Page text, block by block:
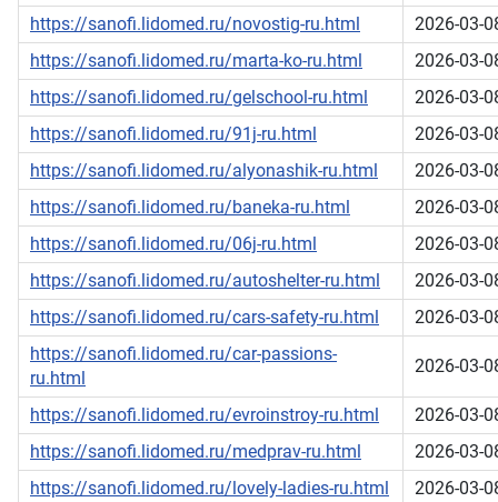
https://sanofi.lidomed.ru/novostig-ru.html
2026-03-
https://sanofi.lidomed.ru/marta-ko-ru.html
2026-03-
https://sanofi.lidomed.ru/gelschool-ru.html
2026-03-
https://sanofi.lidomed.ru/91j-ru.html
2026-03-
https://sanofi.lidomed.ru/alyonashik-ru.html
2026-03-
https://sanofi.lidomed.ru/baneka-ru.html
2026-03-
https://sanofi.lidomed.ru/06j-ru.html
2026-03-
https://sanofi.lidomed.ru/autoshelter-ru.html
2026-03-
https://sanofi.lidomed.ru/cars-safety-ru.html
2026-03-
https://sanofi.lidomed.ru/car-passions-
ru.html
2026-03-
https://sanofi.lidomed.ru/evroinstroy-ru.html
2026-03-
https://sanofi.lidomed.ru/medprav-ru.html
2026-03-
https://sanofi.lidomed.ru/lovely-ladies-ru.html
2026-03-